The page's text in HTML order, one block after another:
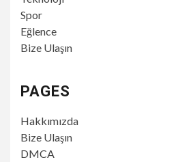
Spor
Eğlence
Bize Ulaşın
PAGES
Hakkımızda
Bize Ulaşın
DMCA